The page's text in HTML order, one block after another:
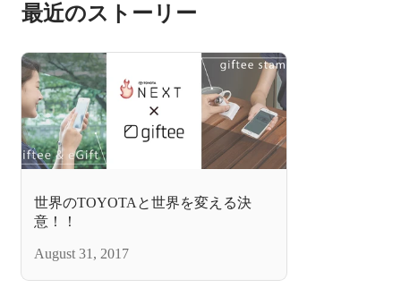
最近のストーリー
世界のTOYOTAと世界を変える決
意！！
August 31, 2017